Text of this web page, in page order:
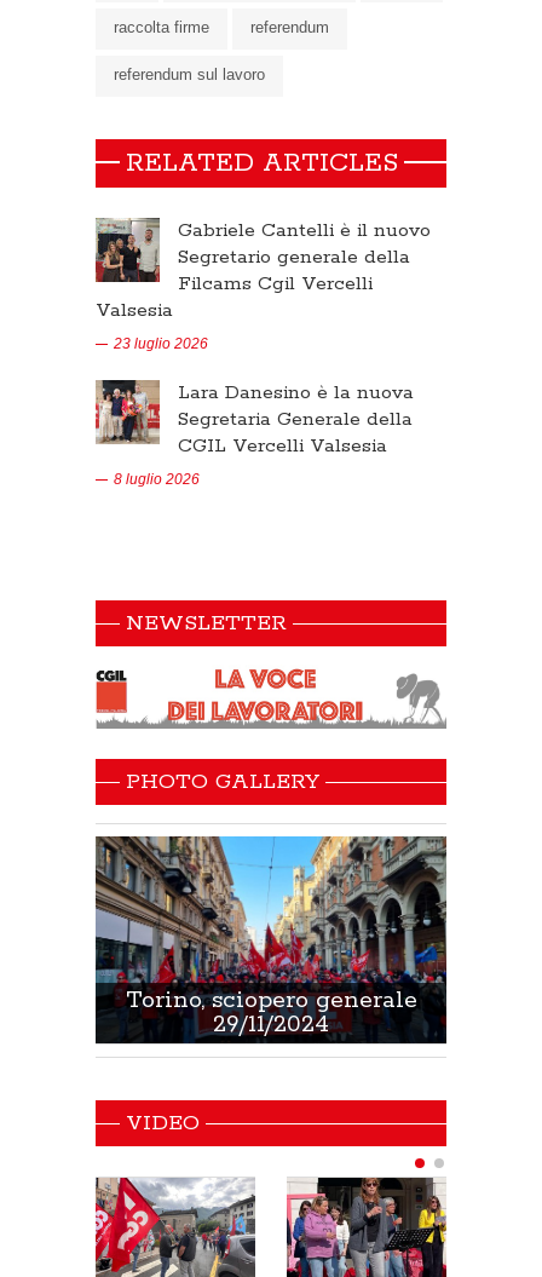
raccolta firme referendum
referendum sul lavoro
RELATED ARTICLES
Gabriele Cantelli è il nuovo
Segretario generale della
Filcams Cgil Vercelli
Valsesia
23 luglio 2026
Lara Danesino è la nuova
Segretaria Generale della
CGIL Vercelli Valsesia
8 luglio 2026
NEWSLETTER
PHOTO GALLERY
Torino, sciopero generale
29/11/2024
VIDEO